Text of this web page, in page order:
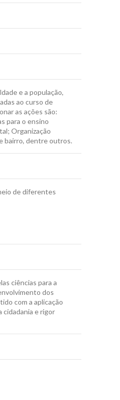
e a população,
ao curso de
as ações são:
para o ensino
Organização
bairro, dentre outros.
de diferentes
ciências para a
dos
com a aplicação
cidadania e rigor